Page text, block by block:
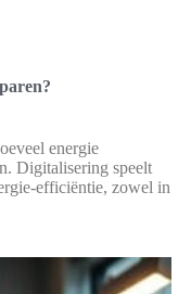
energie
Digitalisering speelt
efficiëntie, zowel in